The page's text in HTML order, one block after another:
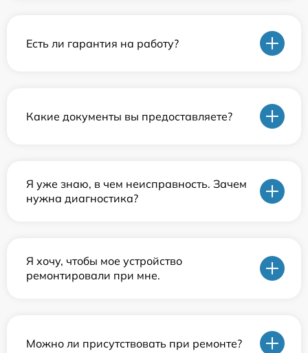
Есть ли гарантия на работу?
Какие документы вы предоставляете?
Я уже знаю, в чем неисправность. Зачем
нужна диагностика?
Я хочу, чтобы мое устройство
ремонтировали при мне.
Можно ли присутствовать при ремонте?